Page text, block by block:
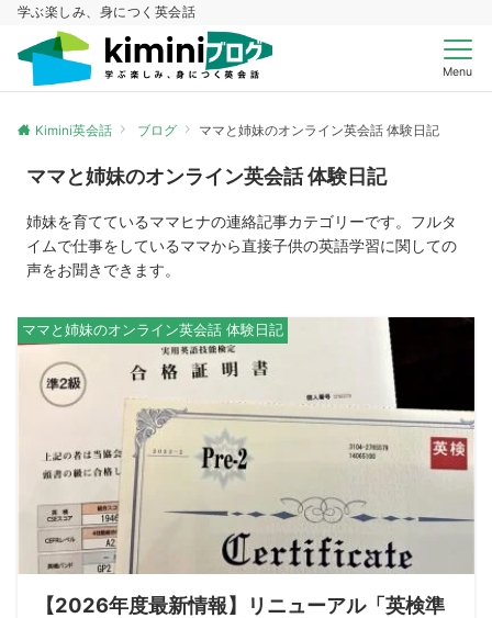
学ぶ楽しみ、身につく英会話
Menu
Kimini英会話 ブログ ママと姉妹のオンライン英会話 体験日記
ママと姉妹のオンライン英会話 体験日記
姉妹を育てているママヒナの連絡記事カテゴリーです。フルタ
イムで仕事をしているママから直接子供の英語学習に関しての
声をお聞きできます。
ママと姉妹のオンライン英会話 体験日記
【2026年度最新情報】リニューアル「英検準